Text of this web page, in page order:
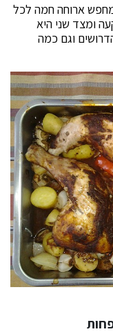
ארוחה חמה לכל
ומצד שני היא
וגם כמה